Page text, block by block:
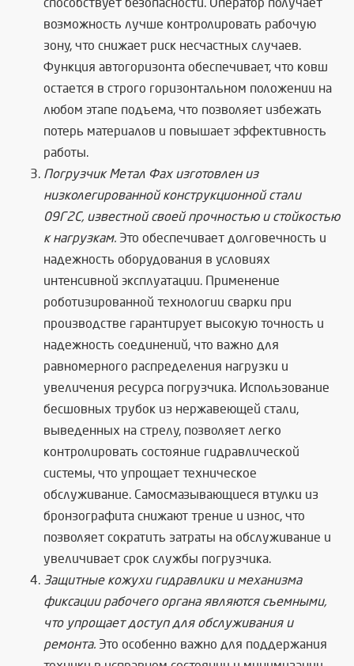
способствует безопасности. Оператор получает
возможность лучше контролировать рабочую
зону, что снижает риск несчастных случаев.
Функция автогоризонта обеспечивает, что ковш
остается в строго горизонтальном положении на
любом этапе подъема, что позволяет избежать
потерь материалов и повышает эффективность
работы.
Погрузчик Метал Фах изготовлен из
низколегированной конструкционной стали
09Г2С, известной своей прочностью и стойкостью
к нагрузкам. Это обеспечивает долговечность и
надежность оборудования в условиях
интенсивной эксплуатации. Применение
роботизированной технологии сварки при
производстве гарантирует высокую точность и
надежность соединений, что важно для
равномерного распределения нагрузки и
увеличения ресурса погрузчика. Использование
бесшовных трубок из нержавеющей стали,
выведенных на стрелу, позволяет легко
контролировать состояние гидравлической
системы, что упрощает техническое
обслуживание. Самосмазывающиеся втулки из
бронзографита снижают трение и износ, что
позволяет сократить затраты на обслуживание и
увеличивает срок службы погрузчика.
Защитные кожухи гидравлики и механизма
фиксации рабочего органа являются съемными,
что упрощает доступ для обслуживания и
ремонта. Это особенно важно для поддержания